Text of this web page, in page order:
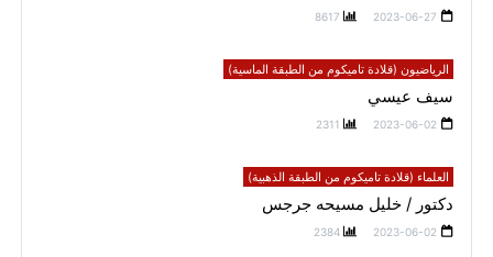
2023-06-27
8617
الرياضيون (قلادة تاميكوم من الطبقة الماسية)
سيف عيسي
2023-06-02
2311
العلماء (قلادة تاميكوم من الطبقة الذهبية)
دكتور / خليل مسيحه جرجس
2023-06-02
2384